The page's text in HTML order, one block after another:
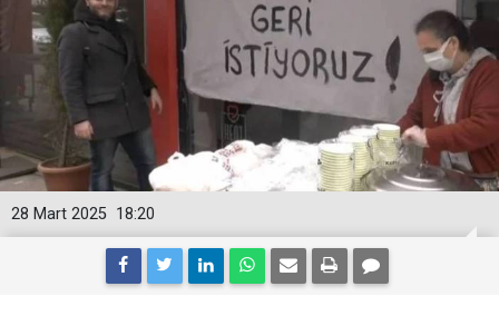
18:20
28 Mart 2025